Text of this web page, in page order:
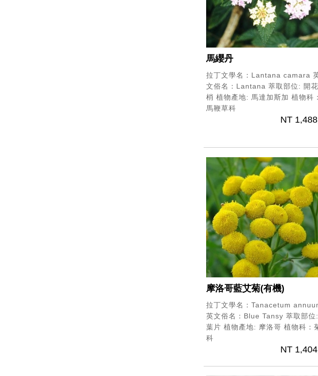
馬纓丹
拉丁文學名：Lantana camara
文俗名：Lantana 萃取部位: 開
梢 植物產地: 馬達加斯加 植物科：
馬鞭草科
NT
摩洛哥藍艾菊(有機)
拉丁文學名：Tanacetum
英文俗名：Blue Tansy 萃取部位:
葉片 植物產地: 摩洛哥 植物科：
科
NT